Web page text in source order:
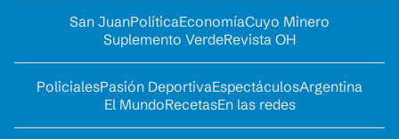
San JuanPolíticaEconomíaCuyo Minero
Suplemento VerdeRevista OH
PolicialesPasión DeportivaEspectáculosArgentina
El MundoRecetasEn las redes